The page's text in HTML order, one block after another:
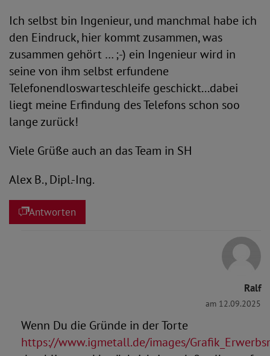
Ich selbst bin Ingenieur, und manchmal habe ich
den Eindruck, hier kommt zusammen, was
zusammen gehört … ;-) ein Ingenieur wird in
seine von ihm selbst erfundene
Telefonendloswarteschleife geschickt...dabei
liegt meine Erfindung des Telefons schon soo
lange zurück!
Viele Grüße auch an das Team in SH
Alex B., Dipl.-Ing.
Antworten
Ralf
am 12.09.2025
Wenn Du die Gründe in der Torte
https://www.igmetall.de/images/